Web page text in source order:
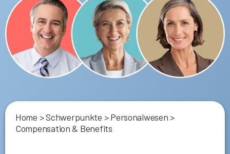
Home >Schwerpunkte >Personalwesen >
Compensation & Benefits